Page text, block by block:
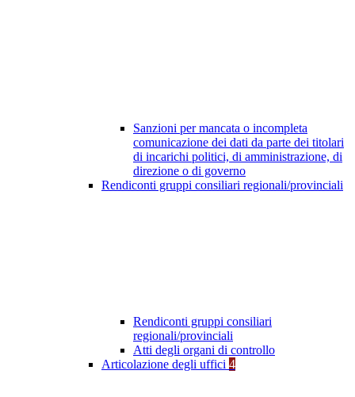
Sanzioni per mancata o incompleta
comunicazione dei dati da parte dei titolari
di incarichi politici, di amministrazione, di
direzione o di governo
Rendiconti gruppi consiliari regionali/provinciali
Rendiconti gruppi consiliari
regionali/provinciali
Atti degli organi di controllo
Articolazione degli uffici 4